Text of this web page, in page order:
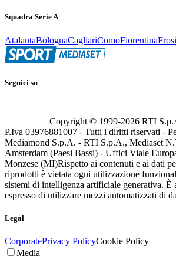
Squadra Serie A
AtalantaBolognaCagliariComoFiorentina
Seguici su
Copyright © 1999-2026 RTI
P.Iva 03976881007 - Tutti i diritti riservati -
Mediamond S.p.A. - RTI S.p.A., Mediaset
Amsterdam (Paesi Bassi) - Uffici Viale
Monzese (MI)Rispetto ai contenuti e ai dati
riprodotti è vietata ogni utilizzazione
sistemi di intelligenza artificiale generativa. È
espresso di utilizzare mezzi automatizzati di
Legal
CorporatePrivacy PolicyCookie Policy
Media